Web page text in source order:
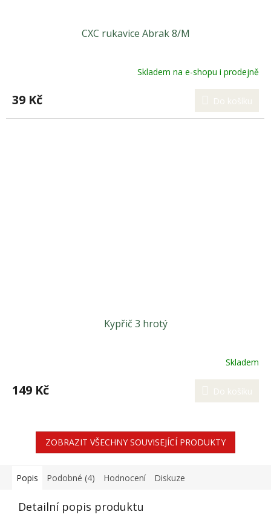
CXC rukavice Abrak 8/M
Skladem na e-shopu i prodejně
39 Kč Do košíku
Kypřič 3 hrotý
Skladem
149 Kč Do košíku
ZOBRAZIT VŠECHNY SOUVISEJÍCÍ PRODUKTY
Popis Podobné (4) Hodnocení Diskuze
Detailní popis produktu